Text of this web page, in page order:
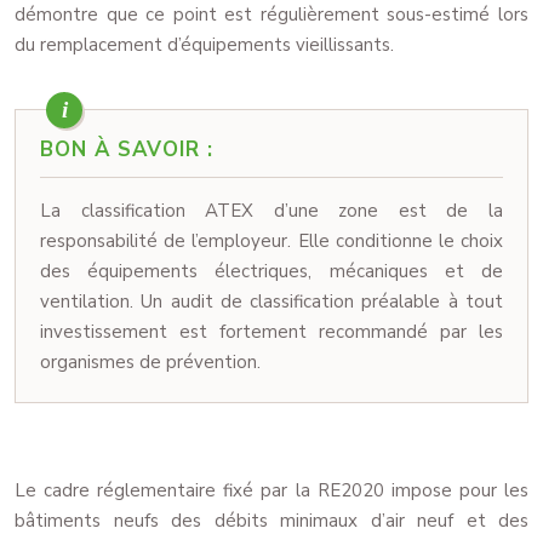
démontre que ce point est régulièrement sous-estimé lors
du remplacement d’équipements vieillissants.
BON À SAVOIR :
La classification ATEX d’une zone est de la
responsabilité de l’employeur. Elle conditionne le choix
des équipements électriques, mécaniques et de
ventilation. Un audit de classification préalable à tout
investissement est fortement recommandé par les
organismes de prévention.
Le cadre réglementaire fixé par la RE2020 impose pour les
bâtiments neufs des débits minimaux d’air neuf et des